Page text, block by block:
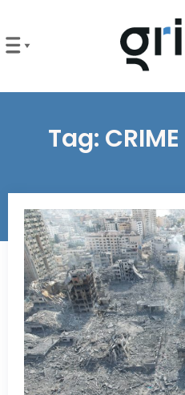
Tag: CRIME